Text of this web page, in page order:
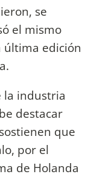
se
el mismo
última edición
la industria
destacar
que
por el
de Holanda